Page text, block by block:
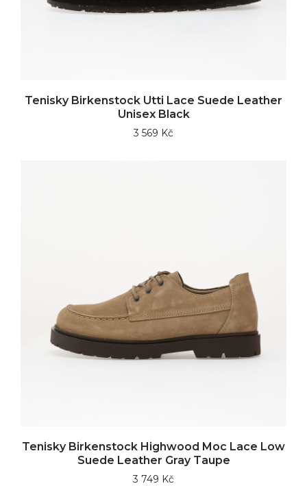
Tenisky Birkenstock Utti Lace Suede Leather
Unisex Black
3 569 Kč
Tenisky Birkenstock Highwood Moc Lace Low
Suede Leather Gray Taupe
3 749 Kč